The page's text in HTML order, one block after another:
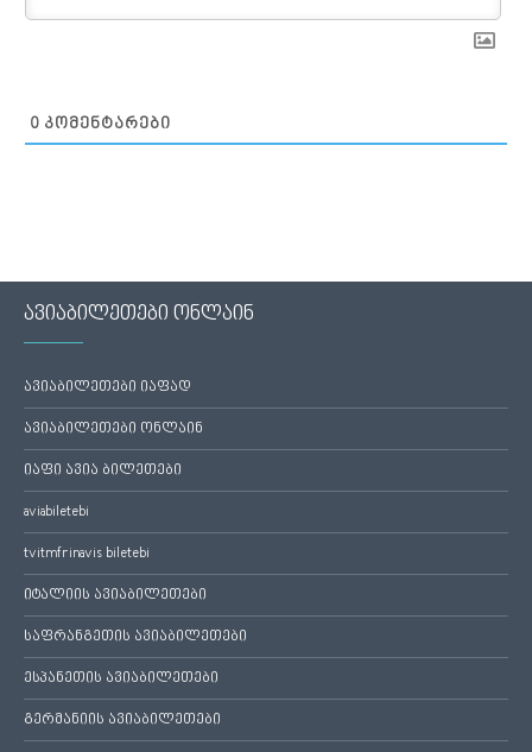
0 ᲙᲝᲛᲔᲜᲢᲐᲠᲔᲑᲘ
ავიაბილეთები ონლაინ
ავიაბილეთები იაფად
ავიაბილეთები ონლაინ
იაფი ავია ბილეთები
aviabiletebi
tvitmfrinavis biletebi
იტალიის ავიაბილეთები
საფრანგეთის ავიაბილეთები
ესპანეთის ავიაბილეთები
გერმანიის ავიაბილეთები